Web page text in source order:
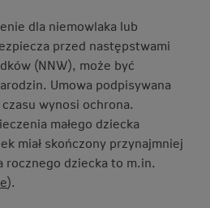
dla niemowlaka lub
przed następstwami
(NNW), może być
Umowa podpisywana
wynosi ochrona.
małego dziecka
miał skończony przynajmniej
rocznego dziecka to m.in.
).